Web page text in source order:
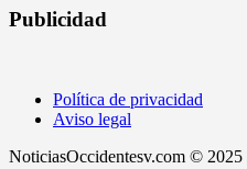
Publicidad
Política de privacidad
Aviso legal
NoticiasOccidentesv.com ©